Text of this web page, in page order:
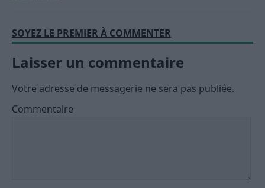
SOYEZ LE PREMIER À COMMENTER
Laisser un commentaire
Votre adresse de messagerie ne sera pas publiée.
Commentaire